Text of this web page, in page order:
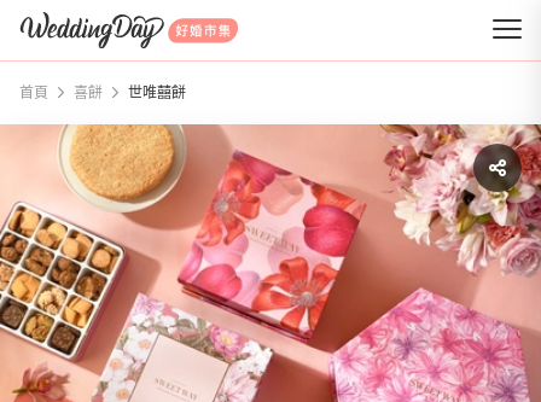
WeddingDay 好婚市集
首頁 喜餅 世唯囍餅